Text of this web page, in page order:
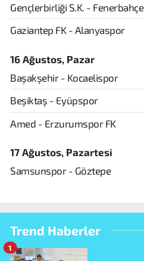
Gençlerbirliği S.K. - Fenerbahçe
Gaziantep FK - Alanyaspor
16 Ağustos, Pazar
Başakşehir - Kocaelispor
Beşiktaş - Eyüpspor
Amed - Erzurumspor FK
17 Ağustos, Pazartesi
Samsunspor - Göztepe
Trend Haberler
1